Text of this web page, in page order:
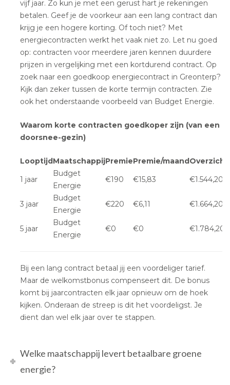
vijf jaar. Zo kun je met een gerust hart je rekeningen
betalen. Geef je de voorkeur aan een lang contract dan
krijg je een hogere korting. Of toch niet? Met
energiecontracten werkt het vaak niet zo. Let nu goed
op: contracten voor meerdere jaren kennen duurdere
prijzen in vergelijking met een kortdurend contract. Op
zoek naar een goedkoop energiecontract in Greonterp?
Kijk dan zeker tussen de korte termijn contracten. Zie
ook het onderstaande voorbeeld van Budget Energie.
Waarom korte contracten goedkoper zijn (van een
doorsnee-gezin)
LooptijdMaatschappijPremiePremie/maandOverzicht
1 jaar
Budget
Energie
€190 €15,83 €1.544,20
3 jaar
Budget
Energie
€220 €6,11 €1.664,20
5 jaar
Budget
Energie
€0 €0 €1.784,20
Bij een lang contract betaal jij een voordeliger tarief.
Maar de welkomstbonus compenseert dit. De bonus
komt bij jaarcontracten elk jaar opnieuw om de hoek
kijken. Onderaan de streep is dit het voordeligst. Je
dient dan wel elk jaar over te stappen.
Welke maatschappij levert betaalbare groene
energie?